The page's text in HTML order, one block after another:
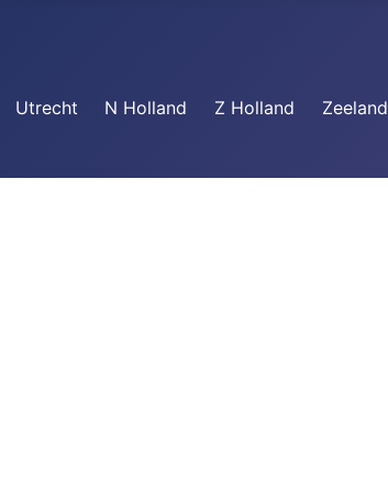
Utrecht N Holland Z Holland Zeeland